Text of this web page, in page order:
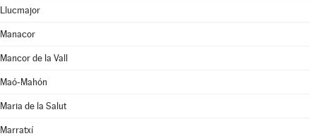
Llucmajor
Manacor
Mancor de la Vall
Maó-Mahón
Maria de la Salut
Marratxí